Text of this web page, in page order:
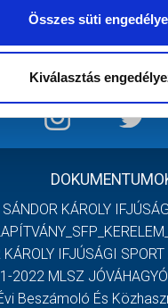
Összes süti
Kiválasztás
SÁNDOR KÁROLY
KÁROLY IFJÚSÁGI
2022 MLSZ
Beszámoló És